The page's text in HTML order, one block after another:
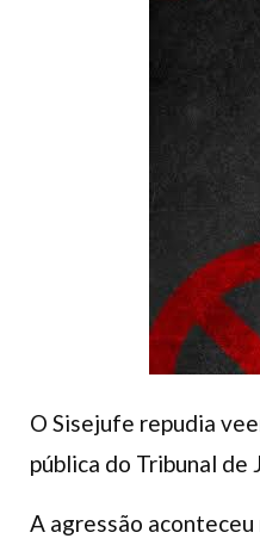
O Sisejufe repudia
pública do Tribunal de
A agressão